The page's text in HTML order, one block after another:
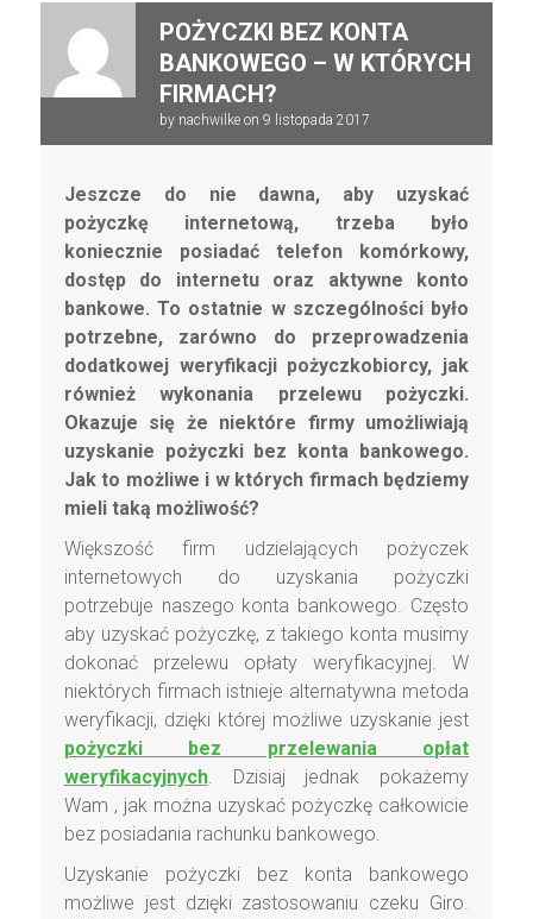
POŻYCZKI BEZ KONTA
BANKOWEGO – W KTÓRYCH
FIRMACH?
by nachwilkeon 9 listopada 2017
Jeszcze do nie dawna, aby uzyskać
pożyczkę internetową, trzeba było
koniecznie posiadać telefon komórkowy,
dostęp do internetu oraz aktywne konto
bankowe. To ostatnie w szczególności było
potrzebne, zarówno do przeprowadzenia
dodatkowej weryfikacji pożyczkobiorcy, jak
również wykonania przelewu pożyczki.
Okazuje się że niektóre firmy umożliwiają
uzyskanie pożyczki bez konta bankowego.
Jak to możliwe i w których firmach będziemy
mieli taką możliwość?
Większość firm udzielających pożyczek
internetowych do uzyskania pożyczki
potrzebuje naszego konta bankowego. Często
aby uzyskać pożyczkę, z takiego konta musimy
dokonać przelewu opłaty weryfikacyjnej. W
niektórych firmach istnieje alternatywna metoda
weryfikacji, dzięki której możliwe uzyskanie jest
pożyczki bez przelewania opłat
weryfikacyjnych. Dzisiaj jednak pokażemy
Wam , jak można uzyskać pożyczkę całkowicie
bez posiadania rachunku bankowego.
Uzyskanie pożyczki bez konta bankowego
możliwe jest dzięki zastosowaniu czeku Giro.